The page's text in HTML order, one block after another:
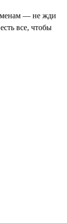
— не жди
все, чтобы